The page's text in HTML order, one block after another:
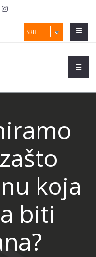
SRB
koja
biti